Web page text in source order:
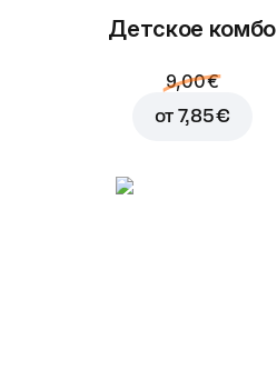
Детское комбо
9,00 €
от 7,85 €